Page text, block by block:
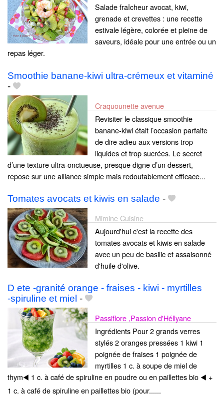
Salade fraîcheur avocat, kiwi,
grenade et crevettes : une recette
estivale légère, colorée et pleine de
saveurs, idéale pour une entrée ou un
repas léger.
Smoothie banane-kiwi ultra-crémeux et vitaminé
-
Craquounette avenue
Revisiter le classique smoothie
banane-kiwi était l’occasion parfaite
de dire adieu aux versions trop
liquides et trop sucrées. Le secret
d’une texture ultra-onctueuse, presque digne d’un dessert,
repose sur une alliance simple mais redoutablement efficace...
Tomates avocats et kiwis en salade -
Mimine Cuisine
Aujourd'hui c'est la recette des
tomates avocats et kiwis en salade
avec un peu de basilic et assaisonné
d'huile d'olive.
D ete -granité orange - fraises - kiwi - myrtilles
‑spiruline et miel -
Passiflore ,Passion d'Héllyane
Ingrédients Pour 2 grands verres
stylés 2 oranges pressées 1 kiwi 1
poignée de fraises 1 poignée de
myrtilles 1 c. à soupe de miel de
thym◀️ 1 c. à café de spiruline en poudre ou en paillettes bio ◀️ +
1 c. à café de spiruline en paillettes bio (pour......